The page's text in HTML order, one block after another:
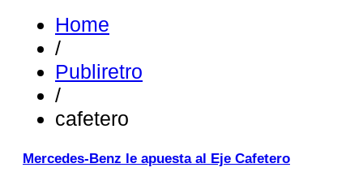
Home
/
Publiretro
/
cafetero
Mercedes-Benz le apuesta al Eje Cafetero